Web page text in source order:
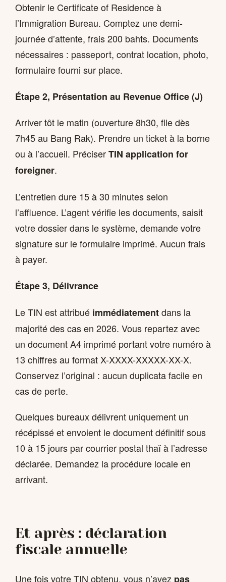
Obtenir le Certificate of Residence à
l’Immigration Bureau. Comptez une demi-
journée d’attente, frais 200 bahts. Documents
nécessaires : passeport, contrat location, photo,
formulaire fourni sur place.
Étape 2, Présentation au Revenue Office (J)
Arriver tôt le matin (ouverture 8h30, file dès
7h45 au Bang Rak). Prendre un ticket à la borne
ou à l’accueil. PréciserTIN application for
foreigner.
L’entretien dure 15 à 30 minutes selon
l’affluence. L’agent vérifie les documents, saisit
votre dossier dans le système, demande votre
signature sur le formulaire imprimé. Aucun frais
à payer.
Étape 3, Délivrance
Le TIN est attribué immédiatementdans la
majorité des cas en 2026. Vous repartez avec
un document A4 imprimé portant votre numéro à
13 chiffres au format X-XXXX-XXXXX-XX-X.
Conservez l’original : aucun duplicata facile en
cas de perte.
Quelques bureaux délivrent uniquement un
récépissé et envoient le document définitif sous
10 à 15 jours par courrier postal thaï à l’adresse
déclarée. Demandez la procédure locale en
arrivant.
Et après : déclaration
fiscale annuelle
Une fois votre TIN obtenu, vous n’avez pas